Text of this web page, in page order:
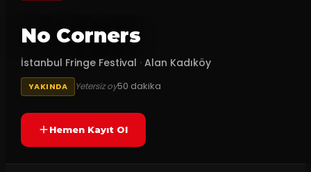
No Corners
İstanbul Fringe Festival · Alan Kadıköy
YAKINDA Yetersiz oy50 dakika
Hemen Kayıt Ol